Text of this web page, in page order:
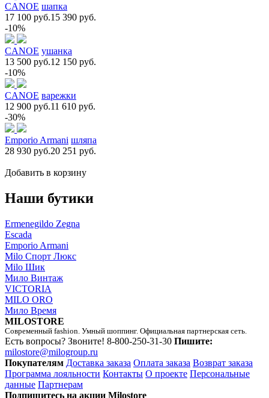
CANOE шапка
17 100 руб.15 390 руб.
-10%
CANOE ушанка
13 500 руб.12 150 руб.
-10%
CANOE варежки
12 900 руб.11 610 руб.
-30%
Emporio Armani шляпа
28 930 руб.20 251 руб.
Добавить в корзину
Наши бутики
Ermenegildo Zegna
Escada
Emporio Armani
Milo Спорт Люкс
Milo Шик
Мило Винтаж
VICTORIA
MILO ORO
Мило Время
MILOSTORE
Современный fashion. Умный шоппинг. Официальная партнерская сеть.
Есть вопросы? Звоните! 8-800-250-31-30 Пишите:
milostore@milogroup.ru
Покупателям Доставка заказа Оплата заказа Возврат заказа
Программа лояльности Контакты О проекте Персональные
данные Партнерам
Подпишитесь на акции Milostore